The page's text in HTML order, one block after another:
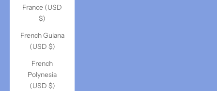
France (USD
$)
French Guiana
(USD $)
French
Polynesia
(USD $)